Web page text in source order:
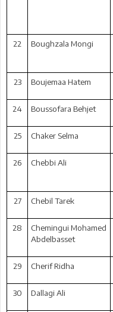
22 Boughzala Mongi
23 Boujemaa Hatem
24 Boussofara Behjet
25 Chaker Selma
26 Chebbi Ali
27 Chebil Tarek
28
Chemingui Mohamed
Abdelbasset
29 Cherif Ridha
30 Dallagi Ali